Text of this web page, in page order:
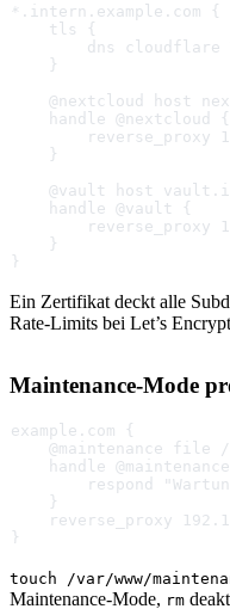
*.intern.example.com {
    tls {
dns cloudflare
    }
@nextcloud host
    handle @nextcloud {
reverse_proxy
    }
@vault host
    handle @vault {
reverse_proxy
    }
}
Ein Zertifikat deckt alle
Rate-Limits bei Let’s
Maintenance-Mode
example.com {
@maintenance file
handle @maintenance
respond
    }
reverse_proxy
}
touch /var/www/
Maintenance-Mode, rm